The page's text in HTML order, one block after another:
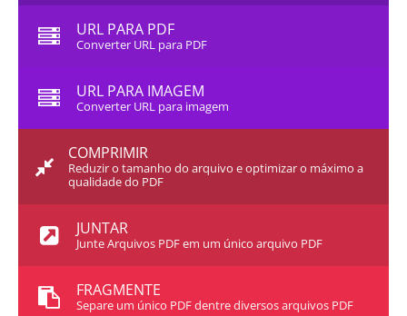
URL PARA PDF
Converter URL para PDF
URL PARA IMAGEM
Converter URL para imagem
COMPRIMIR
Reduzir o tamanho do arquivo e optimizar o máximo a
qualidade do PDF
JUNTAR
Junte Arquivos PDF em um único arquivo PDF
FRAGMENTE
Separe um único PDF dentre diversos arquivos PDF